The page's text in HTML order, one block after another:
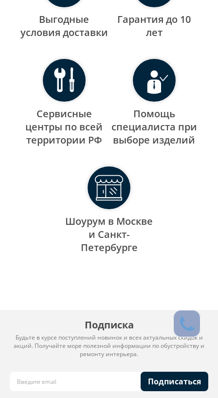
Выгодные
уcловия доставки
Гарантия до 10
лет
Сервисные
центры по всей
территории РФ
Помощь
специалиста при
выборе изделий
Шоурум в Москве
и Санкт-
Петербурге
Подписка
Будьте в курсе поступлений новинок и всех актуальных скидок и
акций. Получайте море полезной информации по обустройству и
ремонту интерьера.
Подписаться